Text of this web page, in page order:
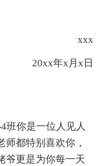
xxx
20xx年x月x日
班你是一位人见人
都特别喜欢你，
爷更是为你每一天